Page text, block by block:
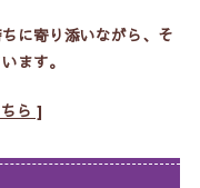
に寄り添いながら、そ
ます。
ら ]